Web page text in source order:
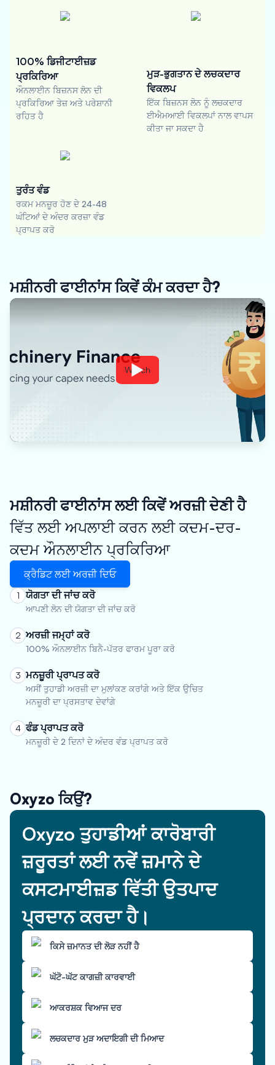
100% ਡਿਜੀਟਾਈਜ਼ਡ
ਪ੍ਰਕਿਰਿਆ
ਔਨਲਾਈਨ ਬਿਜ਼ਨਸ ਲੋਨ ਦੀ
ਪ੍ਰਕਿਰਿਆ ਤੇਜ਼ ਅਤੇ ਪਰੇਸ਼ਾਨੀ
ਰਹਿਤ ਹੈ
ਮੁੜ-ਭੁਗਤਾਨ ਦੇ ਲਚਕਦਾਰ
ਵਿਕਲਪ
ਇੱਕ ਬਿਜ਼ਨਸ ਲੋਨ ਨੂੰ ਲਚਕਦਾਰ
ਈਐਮਆਈ ਵਿਕਲਪਾਂ ਨਾਲ ਵਾਪਸ
ਕੀਤਾ ਜਾ ਸਕਦਾ ਹੈ
ਤੁਰੰਤ ਵੰਡ
ਰਕਮ ਮਨਜ਼ੂਰ ਹੋਣ ਦੇ 24-48
ਘੰਟਿਆਂ ਦੇ ਅੰਦਰ ਕਰਜ਼ਾ ਵੰਡ
ਪ੍ਰਾਪਤ ਕਰੋ
ਮਸ਼ੀਨਰੀ ਫਾਈਨਾਂਸ ਕਿਵੇਂ ਕੰਮ ਕਰਦਾ ਹੈ?
Watch
ਮਸ਼ੀਨਰੀ ਫਾਈਨਾਂਸ ਲਈ ਕਿਵੇਂ ਅਰਜ਼ੀ ਦੇਣੀ ਹੈ
ਵਿੱਤ ਲਈ ਅਪਲਾਈ ਕਰਨ ਲਈ ਕਦਮ-ਦਰ-
ਕਦਮ ਔਨਲਾਈਨ ਪ੍ਰਕਿਰਿਆ
ਕ੍ਰੈਡਿਟ ਲਈ ਅਰਜ਼ੀ ਦਿਓ
1 ਯੋਗਤਾ ਦੀ ਜਾਂਚ ਕਰੋ
ਆਪਣੀ ਲੋਨ ਦੀ ਯੋਗਤਾ ਦੀ ਜਾਂਚ ਕਰੋ
2 ਅਰਜ਼ੀ ਜਮ੍ਹਾਂ ਕਰੋ
100% ਔਨਲਾਈਨ ਬਿਨੈ-ਪੱਤਰ ਫਾਰਮ ਪੂਰਾ ਕਰੋ
3 ਮਨਜ਼ੂਰੀ ਪ੍ਰਾਪਤ ਕਰੋ
ਅਸੀਂ ਤੁਹਾਡੀ ਅਰਜ਼ੀ ਦਾ ਮੁਲਾਂਕਣ ਕਰਾਂਗੇ ਅਤੇ ਇੱਕ ਉਚਿਤ
ਮਨਜ਼ੂਰੀ ਦਾ ਪ੍ਰਸਤਾਵ ਦੇਵਾਂਗੇ
4 ਫੰਡ ਪ੍ਰਾਪਤ ਕਰੋ
ਮਨਜ਼ੂਰੀ ਦੇ 2 ਦਿਨਾਂ ਦੇ ਅੰਦਰ ਵੰਡ ਪ੍ਰਾਪਤ ਕਰੋ
Oxyzo ਕਿਉਂ?
Oxyzo ਤੁਹਾਡੀਆਂ ਕਾਰੋਬਾਰੀ
ਜ਼ਰੂਰਤਾਂ ਲਈ ਨਵੇਂ ਜ਼ਮਾਨੇ ਦੇ
ਕਸਟਮਾਈਜ਼ਡ ਵਿੱਤੀ ਉਤਪਾਦ
ਪ੍ਰਦਾਨ ਕਰਦਾ ਹੈ।
ਕਿਸੇ ਜ਼ਮਾਨਤ ਦੀ ਲੋੜ ਨਹੀਂ ਹੈ
ਘੱਟੋ-ਘੱਟ ਕਾਗਜ਼ੀ ਕਾਰਵਾਈ
ਆਕਰਸ਼ਕ ਵਿਆਜ ਦਰ
ਲਚਕਦਾਰ ਮੁੜ ਅਦਾਇਗੀ ਦੀ ਮਿਆਦ